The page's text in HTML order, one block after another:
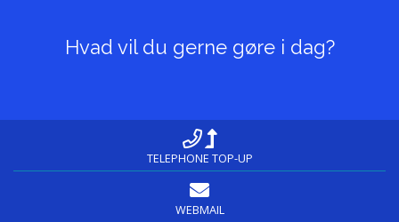
Hvad vil du gerne gøre i dag?
TELEPHONE TOP-UP
WEBMAIL